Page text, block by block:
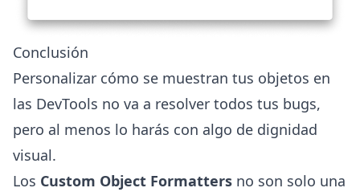
Conclusión
Personalizar cómo se muestran tus objetos en
las DevTools no va a resolver todos tus bugs,
pero al menos lo harás con algo de dignidad
visual.
Los Custom Object Formatters no son solo una